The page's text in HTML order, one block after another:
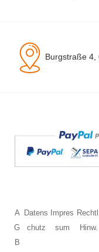
Burgstraße 4,
A
G
B
Datens
chutz
Impres
sum
Rechtl.
Hinw.